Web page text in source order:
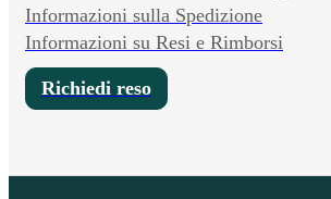
Informazioni sulla Spedizione
Informazioni su Resi e Rimborsi
Richiedi reso